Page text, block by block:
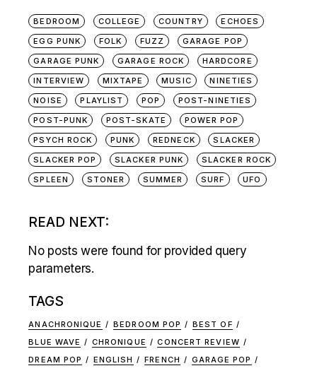
BEDROOM COLLEGE COUNTRY
ECHOES
EGG PUNK
FOLK FUZZ
GARAGE POP
GARAGE PUNK
GARAGE ROCK
HARDCORE
INTERVIEW
MIXTAPE MUSIC
NINETIES
NOISE
PLAYLIST POP
POST-NINETIES
POST-PUNK
POST-SKATE
POWER POP
PSYCH ROCK
PUNK REDNECK
SLACKER
SLACKER POP
SLACKER PUNK
SLACKER ROCK
SPLEEN
STONER SUMMER SURF UFO
READ NEXT:
No posts were found for provided query
parameters.
TAGS
ANACHRONIQUE BEDROOM POP
BEST OF
BLUE WAVE
CHRONIQUE
CONCERT REVIEW
DREAM POP
ENGLISH FRENCH
GARAGE POP